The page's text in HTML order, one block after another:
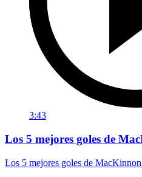
3:43
Los 5 mejores goles de
Los 5 mejores goles de